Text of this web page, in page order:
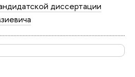
диссертации